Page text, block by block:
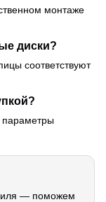
монтаже
диски?
соответствуют
параметры
— поможем